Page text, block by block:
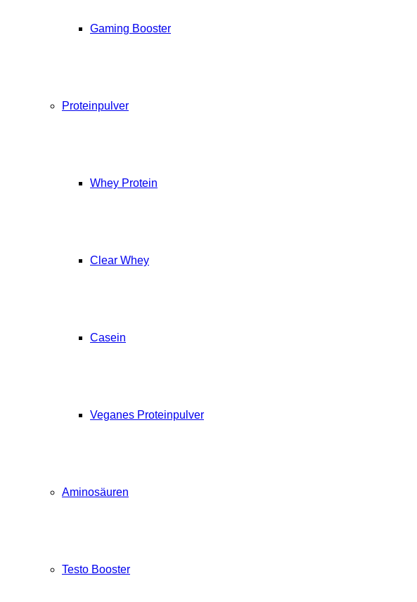
Gaming Booster
Proteinpulver
Whey Protein
Clear Whey
Casein
Veganes Proteinpulver
Aminosäuren
Testo Booster